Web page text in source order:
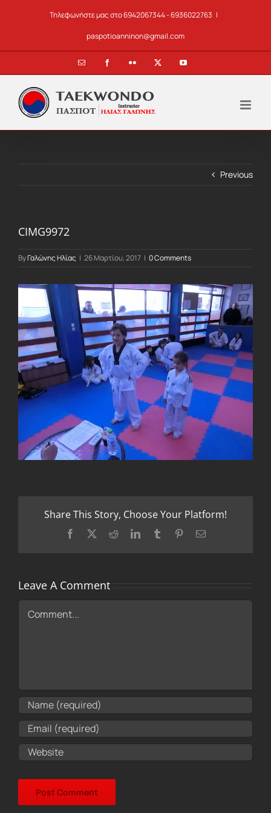
Τηλεφωνήστε μας στο 6942067344 - 6936022763 |
paspotioanninon@gmail.com
Email FacebookFlickr YouTube
Previous
CIMG9972
ByΓαλώνης Ηλίας | 26 Μαρτίου, 2017 | 0 Comments
Share This Story, Choose Your Platform!
Facebook RedditLinkedInTumblr PinterestEmail
Leave A Comment
Comment